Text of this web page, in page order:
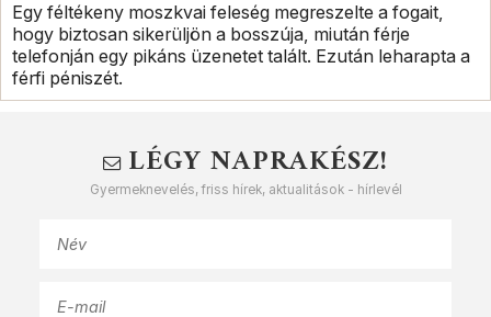
Egy féltékeny moszkvai feleség megreszelte a fogait,
hogy biztosan sikerüljön a bosszúja, miután férje
telefonján egy pikáns üzenetet talált. Ezután leharapta a
férfi péniszét.
LÉGY NAPRAKÉSZ!
Gyermeknevelés, friss hírek, aktualitások - hírlevél